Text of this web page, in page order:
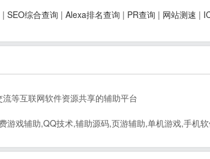
| SEO综合查询 | Alexa排名查询 | PR查询 | 网站测速 |
等互联网软件资源共享的辅助平台
戏辅助,QQ技术,辅助源码,页游辅助,单机游戏,手机